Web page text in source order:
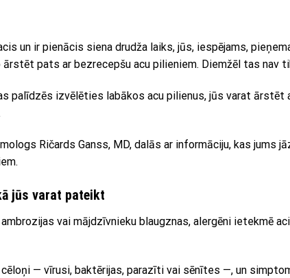
un ir pienācis siena drudža laiks, jūs, iespējams,
pats ar bezrecepšu acu pilieniem. Diemžēl tas nav
palīdzēs izvēlēties labākos acu pilienus, jūs varat ārstēt
Ričards Ganss, MD, dalās ar informāciju, kas jums
jūs varat pateikt
vai mājdzīvnieku blaugznas, alergēni ietekmē
— vīrusi, baktērijas, parazīti vai sēnītes —, un